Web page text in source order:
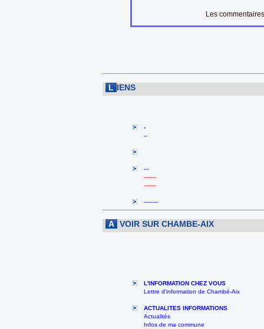
Les
L IENS
-
--
---
-------
-------
--------
A VOIR SUR CHAMBE-AIX
L'INFORMATION CHEZ VOUS
Lettre d'information de Chambé-Aix
ACTUALITES INFORMATIONS
Actualités
Infos de ma commune